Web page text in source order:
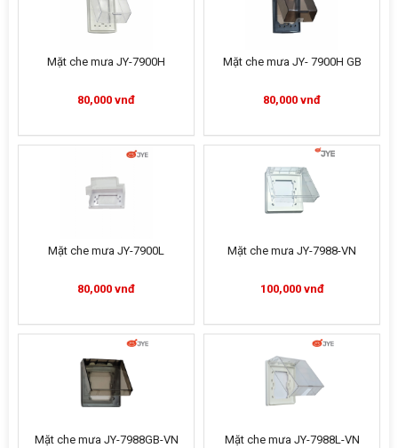
Mặt che mưa JY-7900H
80,000 vnđ
Mặt che mưa JY- 7900H GB
80,000 vnđ
Mặt che mưa JY-7900L
80,000 vnđ
Mặt che mưa JY-7988-VN
100,000 vnđ
Mặt che mưa JY-7988GB-VN Mặt che mưa JY-7988L-VN